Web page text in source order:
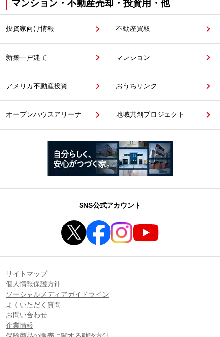
マンション・不動産売却・投資用・他
投資家向け情報 不動産買取
新築一戸建て マンション
アメリカ不動産投資 おうちリンク
オープンハウスアリーナ 地域共創プロジェクト
SNS公式アカウント
サイトマップ
個人情報保護方針
ソーシャルメディアガイドライン
よくいただく質問
お問い合わせ
企業情報